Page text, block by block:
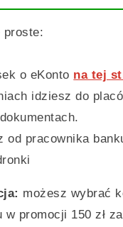
proste:
o eKonto na tej
idziesz do
od pracownika
możesz wybrać
w promocji 150 zł